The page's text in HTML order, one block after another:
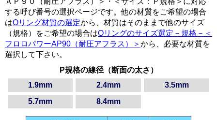
する呼び番号の選択ページです。他の材質をご希望の場合
はOリング材質の選定から、材質はそのままで他のサイズ
（規格）をご希望の場合はOリングのサイズ選定－規格－＜
フロロパワーAP90（耐圧アフラス）＞ から、必要な材質を
選択して下さい。
P規格の線径（断面の太さ）
1.9mm
2.4mm
3.5mm
5.7mm
8.4mm